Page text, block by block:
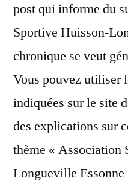
post qui informe du
Sportive Huisson-
chronique se veut
Vous pouvez utiliser
indiquées sur le site
des explications sur
thème « Association
Longueville Essonne